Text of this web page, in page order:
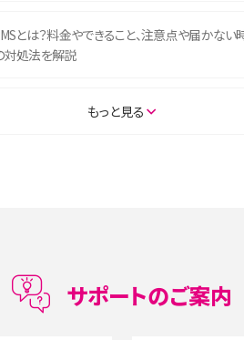
とは？料金やできること、注意点や届かない
対処法を解説
iPhone 16eとiPhone 14を徹底比較！スペック・機
メリットを詳しく紹介
もっと見る
サポートのご案内